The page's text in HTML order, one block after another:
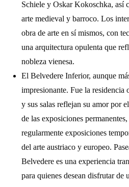
Schiele y Oskar Kokoschka, así
arte medieval y barroco. Los
obra de arte en sí mismos, con
una arquitectura opulenta que
nobleza vienesa.
El Belvedere Inferior, aunque
impresionante. Fue la
y sus salas reflejan su amor por
de las exposiciones
regularmente exposiciones
del arte austriaco y europeo.
Belvedere es una experiencia
para quienes desean disfrutar de